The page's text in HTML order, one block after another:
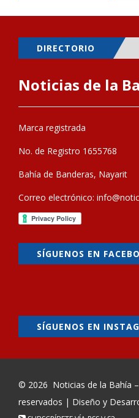
DIRECTORIO
Noticias de la
Marca registrada
No. de Registro 1655768
Bahía de Banderas, Nayarit
Correo electrónico:
SÍGUENOS EN
SÍGUENOS EN
© 2026 Noticias de la Bahía
reservados | Diseño y